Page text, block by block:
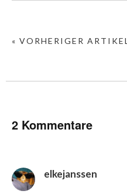
« VORHERIGER ARTIKEL
2 Kommentare
elkejanssen